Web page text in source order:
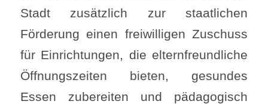
Stadt zusätzlich zur staatlichen
Förderung einen freiwilligen Zuschuss
für Einrichtungen, die elternfreundliche
Öffnungszeiten bieten, gesundes
Essen zubereiten und pädagogisch